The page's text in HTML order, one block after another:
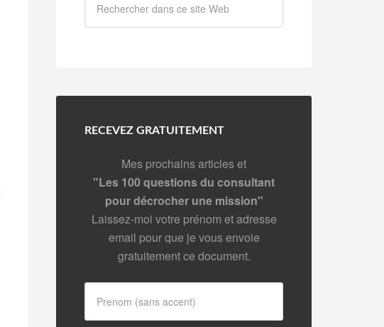
RECEVEZ GRATUITEMENT
Mes prochains articles et
"Les 100 questions du consultant
pour décrocher une mission"
Laissez-moi votre prénom et adresse
email pour que je vous envoie
gratuitement ce document.